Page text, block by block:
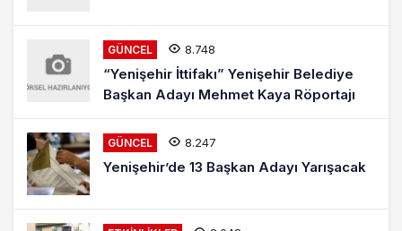
GÜNCEL 8.748
“Yenişehir İttifakı” Yenişehir Belediye
Başkan Adayı Mehmet Kaya Röportajı
GÜNCEL 8.247
Yenişehir’de 13 Başkan Adayı Yarışacak